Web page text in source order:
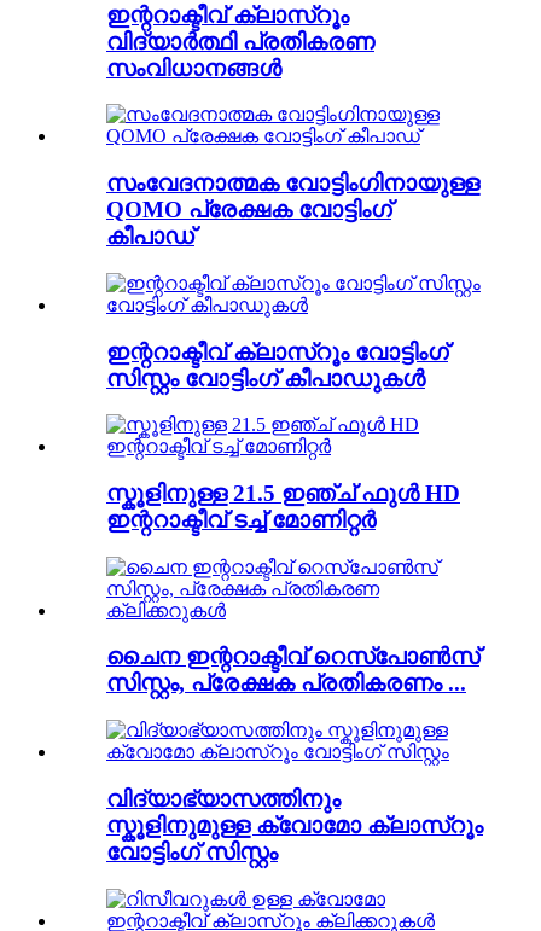
ഇന്ററാക്ടീവ് ക്ലാസ്റൂം
വിദ്യാർത്ഥി പ്രതികരണ
സംവിധാനങ്ങൾ
സംവേദനാത്മക വോട്ടിംഗിനായുള്ള
QOMO പ്രേക്ഷക വോട്ടിംഗ്
കീപാഡ്
ഇന്ററാക്ടീവ് ക്ലാസ്റൂം വോട്ടിംഗ്
സിസ്റ്റം വോട്ടിംഗ് കീപാഡുകൾ
സ്കൂളിനുള്ള 21.5 ഇഞ്ച് ഫുൾ HD
ഇന്ററാക്ടീവ് ടച്ച് മോണിറ്റർ
ചൈന ഇന്ററാക്ടീവ് റെസ്പോൺസ്
സിസ്റ്റം, പ്രേക്ഷക പ്രതികരണം ...
വിദ്യാഭ്യാസത്തിനും
സ്കൂളിനുമുള്ള ക്വോമോ ക്ലാസ്റൂം
വോട്ടിംഗ് സിസ്റ്റം